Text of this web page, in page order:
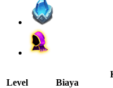
Level Biaya